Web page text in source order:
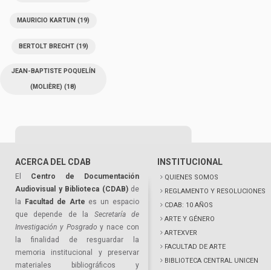
MAURICIO KARTUN (19)
BERTOLT BRECHT(19)
JEAN-BAPTISTE POQUELÍN
(MOLIÈRE) (18)
ACERCA DEL CDAB
El Centro de Documentación
Audiovisual y Biblioteca (CDAB)de
la
Facultad de Arte es un espacio
que depende de la Secretaría de
Investigación y Posgrado y nace con
la finalidad de resguardar la
memoria institucional y preservar
materiales bibliográficos y
INSTITUCIONAL
QUIENES SOMOS
REGLAMENTO Y RESOLUCIONES
CDAB: 10 AÑOS
ARTE Y GÉNERO
ARTEXVER
FACULTAD DE ARTE
BIBLIOTECA CENTRAL UNICEN